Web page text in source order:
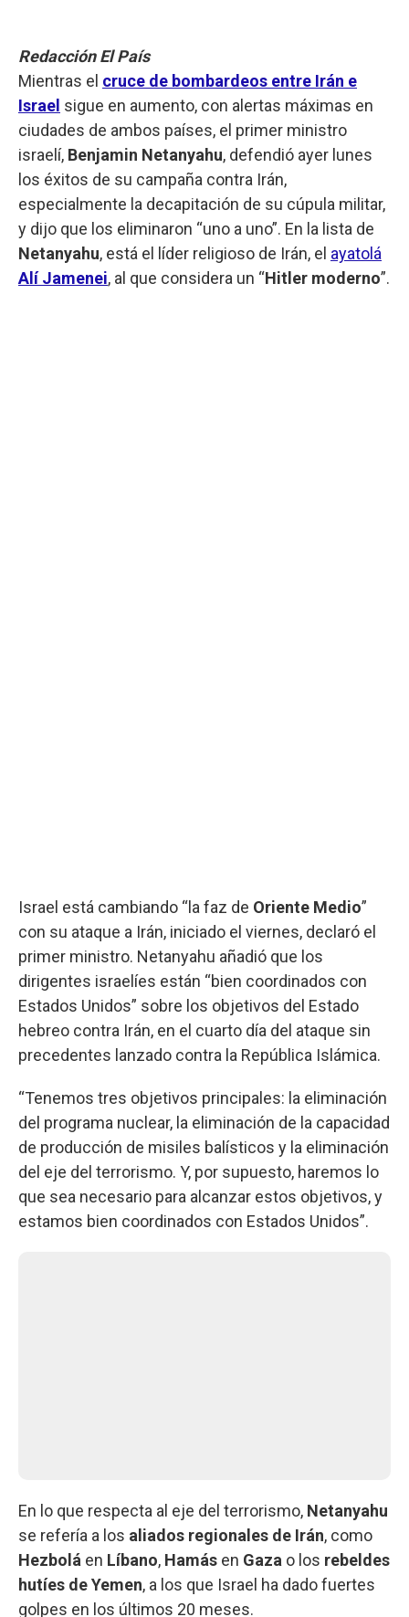
Redacción El País
Mientras el cruce de bombardeos entre Irán e
Israel sigue en aumento, con alertas máximas en
ciudades de ambos países, el primer ministro
israelí, Benjamin Netanyahu, defendió ayer lunes
los éxitos de su campaña contra Irán,
especialmente la decapitación de su cúpula militar,
y dijo que los eliminaron “uno a uno”. En la lista de
Netanyahu, está el líder religioso de Irán, el ayatolá
Alí Jamenei, al que considera un “Hitler moderno”.
Israel está cambiando “la faz de Oriente Medio”
con su ataque a Irán, iniciado el viernes, declaró el
primer ministro. Netanyahu añadió que los
dirigentes israelíes están “bien coordinados con
Estados Unidos” sobre los objetivos del Estado
hebreo contra Irán, en el cuarto día del ataque sin
precedentes lanzado contra la República Islámica.
“Tenemos tres objetivos principales: la eliminación
del programa nuclear, la eliminación de la capacidad
de producción de misiles balísticos y la eliminación
del eje del terrorismo. Y, por supuesto, haremos lo
que sea necesario para alcanzar estos objetivos, y
estamos bien coordinados con Estados Unidos”.
En lo que respecta al eje del terrorismo, Netanyahu
se refería a los aliados regionales de Irán, como
Hezbolá en Líbano, Hamás en Gaza o los rebeldes
hutíes de Yemen, a los que Israel ha dado fuertes
golpes en los últimos 20 meses.